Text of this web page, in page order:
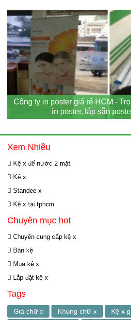
Công ty in poster giá rẻ HCM -
in poster, lắp sẵn
Xem Nhiều
Kệ x đế nước 2 mặt
Kệ x
Standee x
Kệ x tại tphcm
Chuyên mục hot
Chuyên cung cấp kệ x
Bán kệ
Mua kệ x
Lắp đặt kệ x
Tags
Giá chữ x Khung chữ x Kệ x